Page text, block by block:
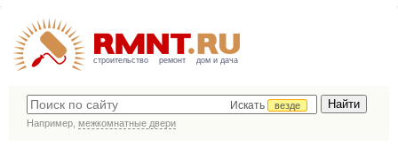
строительство ремонт дом и дача
Искать
везде
Например, межкомнатные двери